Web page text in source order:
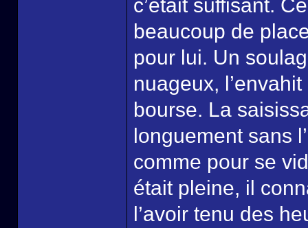
c’était suffisant.
beaucoup de
pour lui. Un
nuageux,
bourse. La
longuement sans
comme pour se
était pleine, il
l’avoir tenu des